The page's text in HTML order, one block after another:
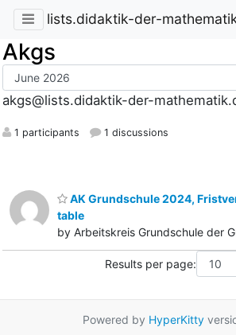
lists.didaktik-der-
Akgs
akgs@lists.didaktik-der-
1 participants 1 discussions
AK Grundschule 2024,
table
by Arbeitskreis Grundschule der
Results per page:
Powered by HyperKitty